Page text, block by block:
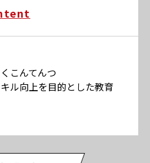
こんてんつ
ル向上を目的とした教育